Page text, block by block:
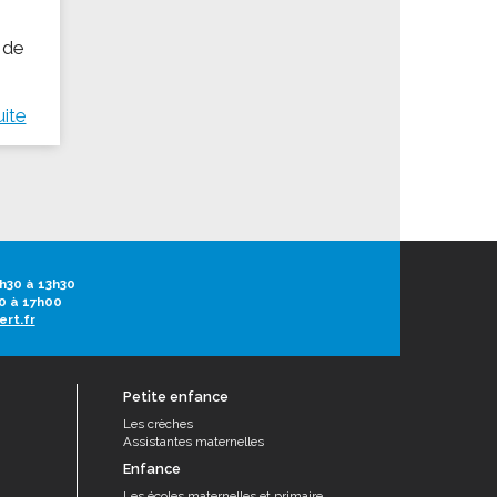
à 13h30
à 17h00
Petite enfance
Les crèches
Assistantes maternelles
Enfance